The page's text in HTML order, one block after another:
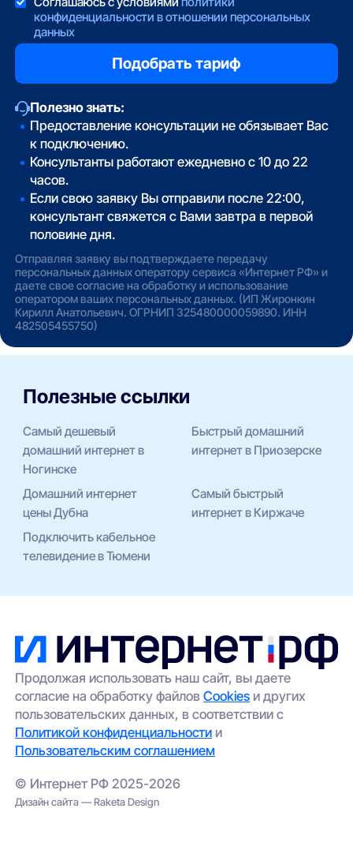
конфиденциальности в отношении персональных
данных
Полезно знать:
Предоставление консультации не обязывает Вас
к подключению.
Консультанты работают ежедневно с 10 до 22
часов.
Если свою заявку Вы отправили после 22:00,
консультант свяжется с Вами завтра в первой
половине дня.
Отправляя заявку вы подтверждаете передачу
персональных данных оператору сервиса «Интернет РФ» и
даете свое согласие на обработку и использование
оператором ваших персональных данных. (ИП Жиронкин
Кирилл Анатольевич. ОГРНИП 325480000059890. ИНН
482505455750)
Полезные ссылки
Самый дешевый
домашний интернет в
Ногинске
Быстрый домашний
интернет в Приозерске
Домашний интернет
цены Дубна
Самый быстрый
интернет в Киржаче
Подключить кабельное
телевидение в Тюмени
Продолжая использовать наш сайт, вы даете
согласие на обработку файловCookies и других
пользовательских данных, в соответствии с
Политикой конфиденциальности и
Пользовательским соглашением
© Интернет РФ 2025-2026
Дизайн сайта — Raketa Design